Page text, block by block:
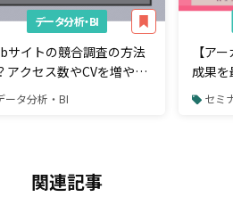
データ分析・BI
サイトの競合調査の方法
アクセス数やCVを増やす
に見るべきポイント
ータ分析・BI
【ア
成果を
商談に
セミ
関連記事